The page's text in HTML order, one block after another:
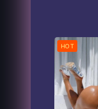
HOT